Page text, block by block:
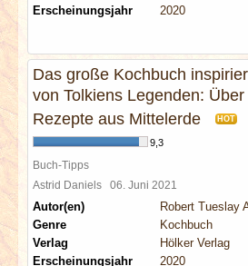
Erscheinungsjahr
2020
Das große Kochbuch
von Tolkiens Legenden:
Rezepte aus Mittelerde
HOT
9,3
Buch-Tipps
Astrid Daniels 06. Juni 2021
Autor(en)
Robert Tueslay
Genre
Kochbuch
Verlag
Hölker Verlag
Erscheinungsjahr
2020